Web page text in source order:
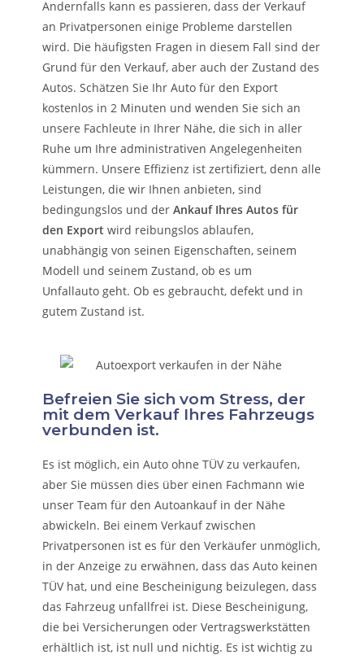
Andernfalls kann es passieren, dass der Verkauf
an Privatpersonen einige Probleme darstellen
wird. Die häufigsten Fragen in diesem Fall sind der
Grund für den Verkauf, aber auch der Zustand des
Autos. Schätzen Sie Ihr Auto für den Export
kostenlos in 2 Minuten und wenden Sie sich an
unsere Fachleute in Ihrer Nähe, die sich in aller
Ruhe um Ihre administrativen Angelegenheiten
kümmern. Unsere Effizienz ist zertifiziert, denn alle
Leistungen, die wir Ihnen anbieten, sind
bedingungslos und derAnkauf Ihres Autos für
den Export wird reibungslos ablaufen,
unabhängig von seinen Eigenschaften, seinem
Modell und seinem Zustand, ob es um
Unfallauto geht. Ob es gebraucht, defekt und in
gutem Zustand ist.
Befreien Sie sich vom Stress, der
mit dem Verkauf Ihres Fahrzeugs
verbunden ist.
Es ist möglich, ein Auto ohne TÜV zu verkaufen,
aber Sie müssen dies über einen Fachmann wie
unser Team für den Autoankauf in der Nähe
abwickeln. Bei einem Verkauf zwischen
Privatpersonen ist es für den Verkäufer unmöglich,
in der Anzeige zu erwähnen, dass das Auto keinen
TÜV hat, und eine Bescheinigung beizulegen, dass
das Fahrzeug unfallfrei ist. Diese Bescheinigung,
die bei Versicherungen oder Vertragswerkstätten
erhältlich ist, ist null und nichtig. Es ist wichtig zu